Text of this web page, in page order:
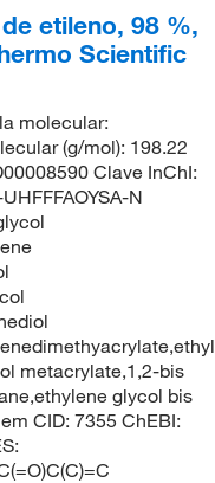
etileno, 98 %,
Scientific
molecular:
(g/mol): 198.22
Clave InChI:
N
metacrylate,1,2-bis
glycol bis
CID: 7355 ChEBI: